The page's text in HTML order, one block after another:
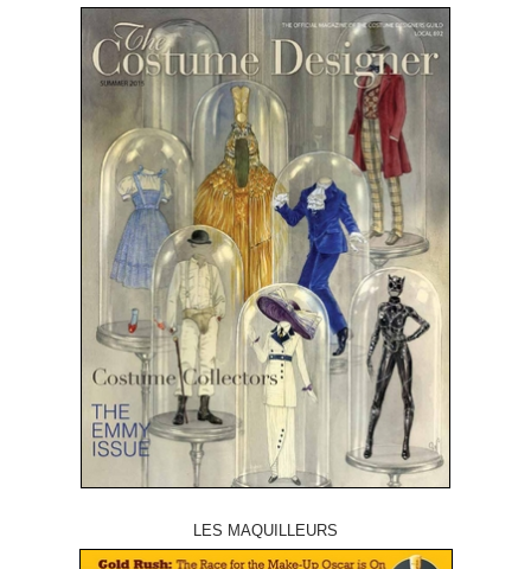
LES MAQUILLEURS